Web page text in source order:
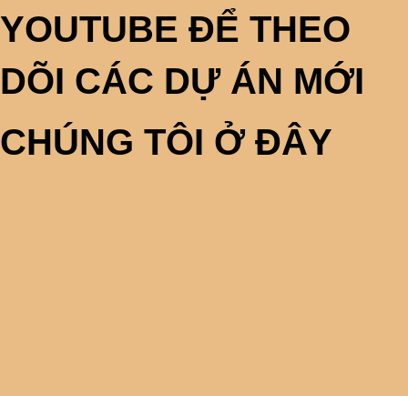
YOUTUBE ĐỂ THEO
DÕI CÁC DỰ ÁN MỚI
CHÚNG TÔI Ở ĐÂY